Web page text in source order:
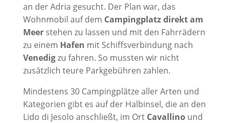
an der Adria gesucht. Der Plan war, das
Wohnmobil auf dem Campingplatz direkt am
Meerstehen zu lassen und mit den Fahrrädern
zu einem Hafen mit Schiffsverbindung nach
Venedigzu fahren. So mussten wir nicht
zusätzlich teure Parkgebühren zahlen.
Mindestens 30 Campingplätze aller Arten und
Kategorien gibt es auf der Halbinsel, die an den
Lido di Jesolo anschließt, im Ort Cavallinound